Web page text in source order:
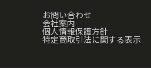
お問い合わせ
会社案内
個人情報保護方針
特定商取引法に関する表示